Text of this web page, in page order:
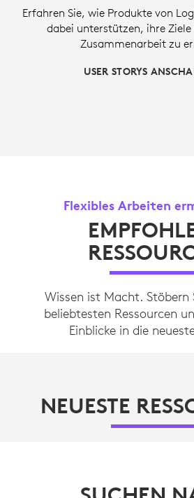
Erfahren Sie, wie Produkte von
dabei unterstützen, ihre
Zusammenarbeit zu
USER STORYS
Flexibles Arbeiten
Wissen ist Macht. Stöbern
beliebtesten Ressourcen
Einblicke in die
NEUESTE